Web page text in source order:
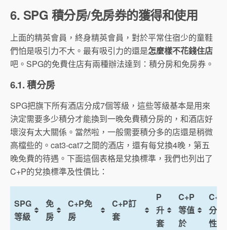
6. SPG 積分房/免房券的獲得和使用
上面的精英會員，終身精英會員，對於平常住宿少的童鞋
們怕是吸引力不大。最有吸引力的還是怎麼樣不花錢住店
吧。SPG的免費住店有兩種辦法達到：積分房和免房券。
6.1. 積分房
SPG把旗下所有酒店分成7個等級，這些等級基本是用來
決定需要多少積分才能換到一晚免費積分房的，和酒店好
壞沒有太大關係。當然啦，一般需要積分多的店還是稍微
高檔些的。cat3-cat7之間的酒店，還有每兌換4晚，第五
晚免費的待遇。下面這個表格是兌換標準，我們也列出了
C+P的兌換標準及性價比：
SPG
等級
免
房
C+P免
房
C+P訂
套
P
升
套
C+P
等值
於
C+P
分成
性價